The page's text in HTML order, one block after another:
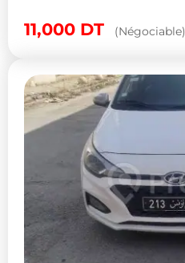
11,000 DT (Négociable)